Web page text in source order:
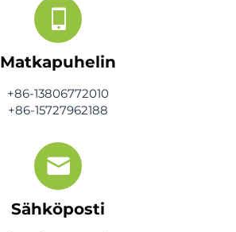
Matkapuhelin
+86-13806772010
+86-15727962188
Sähköposti